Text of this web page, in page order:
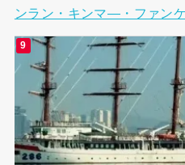
ンラン・キンマ―・ファン